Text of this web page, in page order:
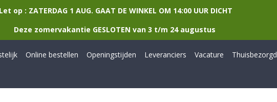
Let op : ZATERDAG 1 AUG. GAAT DE WINKEL OM 14:00 UUR DICHT
Deze zomervakantie GESLOTEN van 3 t/m 24 augustus
Online bestellen Openingstijden Leveranciers Vacature Thuisbezorgd